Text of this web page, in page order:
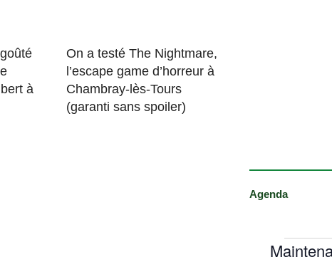
à
On a testé The Nightmare,
l’escape game d’horreur à
Chambray-lès-Tours
(garanti sans spoiler)
Agenda